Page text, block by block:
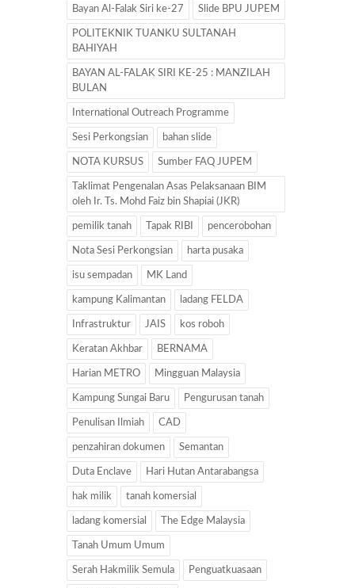
Bayan Al-Falak Siri ke-27 Slide BPU JUPEM
POLITEKNIK TUANKU SULTANAH
BAHIYAH
BAYAN AL-FALAK SIRI KE-25 : MANZILAH
BULAN
International Outreach Programme
Sesi Perkongsian bahan slide
NOTA KURSUS Sumber FAQ JUPEM
Taklimat Pengenalan Asas Pelaksanaan BIM
oleh Ir. Ts. Mohd Faiz bin Shapiai (JKR)
pemilik tanah Tapak RIBI pencerobohan
Nota Sesi Perkongsian harta pusaka
isu sempadan MK Land
kampung Kalimantan ladang FELDA
Infrastruktur JAIS kos roboh
Keratan Akhbar BERNAMA
Harian METRO Mingguan Malaysia
Kampung Sungai Baru Pengurusan tanah
Penulisan Ilmiah CAD
penzahiran dokumen Semantan
Duta Enclave Hari Hutan Antarabangsa
hak milik tanah komersial
ladang komersial The Edge Malaysia
Tanah Umum Umum
Serah Hakmilik Semula Penguatkuasaan